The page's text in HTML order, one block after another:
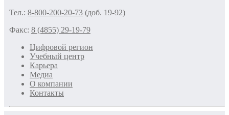
Тел.: 8-800-200-20-73 (доб. 19-92)
Факс: 8 (4855) 29-19-79
Цифровой регион
Учебный центр
Карьера
Медиа
О компании
Контакты